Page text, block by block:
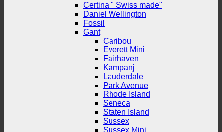
Certina " Swiss made"
Daniel Wellington
Fossil
Gant
Caribou
Everett Mini
Fairhaven
Kampanj
Lauderdale
Park Avenue
Rhode Island
Seneca
Staten Island
Sussex
Sussex Mini